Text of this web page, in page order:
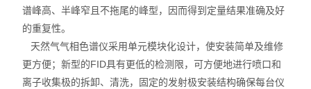
谱峰高、半峰窄且不拖尾的峰型，因而得到定量结果准确及好
的重复性。
天然气气相色谱仪采用单元模块化设计，使安装简单及维修
更方便；新型的FID具有更低的检测限，可方便地进行喷口和
离子收集极的拆卸、清洗，固定的发射极安装结构确保每台仪